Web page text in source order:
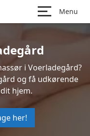
Menu
i Voerladegård?
og få udkørende
hjem.
her!